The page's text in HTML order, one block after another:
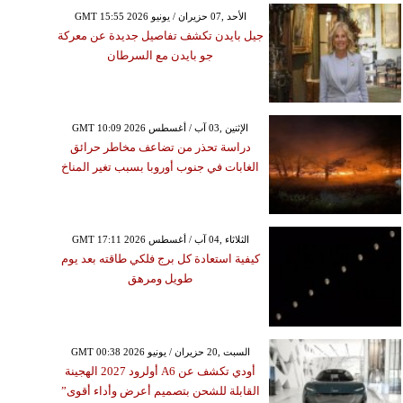
GMT 15:55 2026 الأحد ,07 حزيران / يونيو
جيل بايدن تكشف تفاصيل جديدة عن معركة
جو بايدن مع السرطان
GMT 10:09 2026 الإثنين ,03 آب / أغسطس
دراسة تحذر من تضاعف مخاطر حرائق
الغابات في جنوب أوروبا بسبب تغير المناخ
GMT 17:11 2026 الثلاثاء ,04 آب / أغسطس
كيفية استعادة كل برج فلكي طاقته بعد يوم
طويل ومرهق
GMT 00:38 2026 السبت ,20 حزيران / يونيو
أودي تكشف عن A6 أولرود 2027 الهجينة
القابلة للشحن بتصميم أعرض وأداء أقوى”